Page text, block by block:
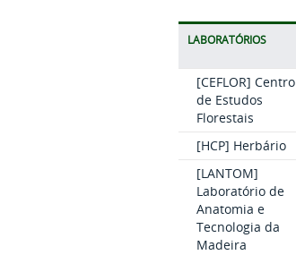
LABORATÓRIOS
[CEFLOR] Centro
de Estudos
Florestais
[HCP] Herbário
[LANTOM]
Laboratório de
Anatomia e
Tecnologia da
Madeira